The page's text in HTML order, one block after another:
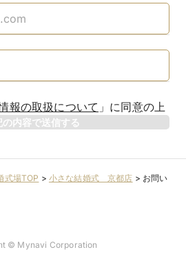
報の取扱について 」 に同意の上
の内容で送信する
式場TOP > 小さな結婚式 京都店 > お問い
© Mynavi Corporation